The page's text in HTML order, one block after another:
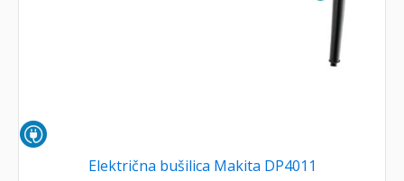
Električna bušilica Makita DP4011